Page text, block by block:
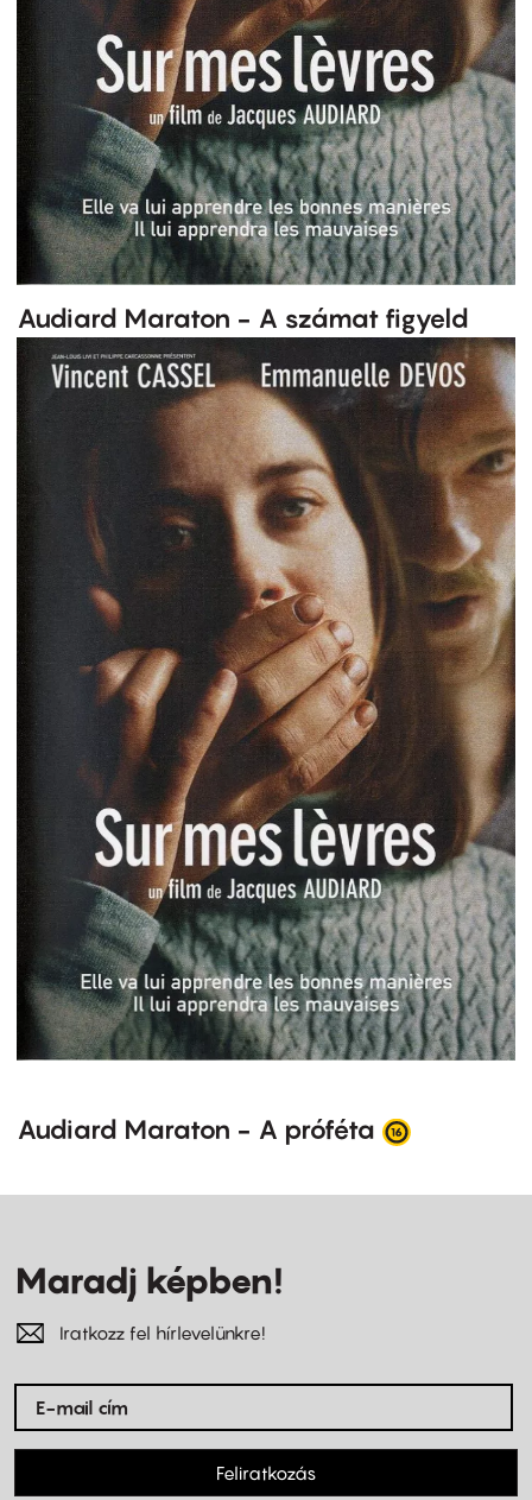
Audiard Maraton - A számat figyeld
Audiard Maraton - A próféta
Maradj képben!
Iratkozz fel hírlevelünkre!
Feliratkozás